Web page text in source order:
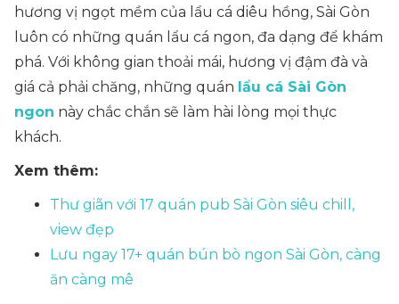
hương vị ngọt mềm của lẩu cá diêu hồng, Sài Gòn
luôn có những quán lẩu cá ngon, đa dạng để khám
phá. Với không gian thoải mái, hương vị đậm đà và
giá cả phải chăng, những quán lẩu cá Sài Gòn
ngon này chắc chắn sẽ làm hài lòng mọi thực
khách.
Xem thêm:
Thư giãn với 17 quán pub Sài Gòn siêu chill,
view đẹp
Lưu ngay 17+ quán bún bò ngon Sài Gòn, càng
ăn càng mê